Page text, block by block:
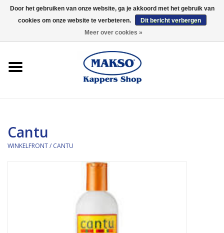
0 Artikelen - €0,00
Kaaral
Cantu
WINKELFRONT/ CANTU
Door het gebruiken van onze website, ga je akkoord met het gebruik van
cookies om onze website te verbeteren.
Dit bericht verbergen
Meer over cookies »